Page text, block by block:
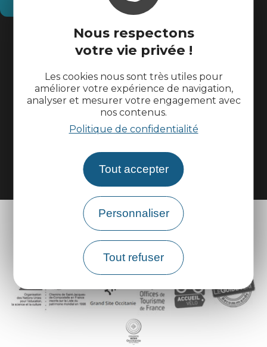
Nous respectons
votre vie privée !
Les cookies nous sont très utiles pour
améliorer votre expérience de navigation,
analyser et mesurer votre engagement avec
nos contenus.
Politique de confidentialité
Tout accepter
Personnaliser
Tout refuser
Informations pratiques
Espace pros
Espace groupes